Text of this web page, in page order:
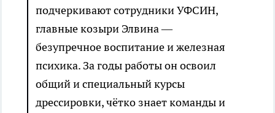
подчеркивают сотрудники УФСИН,
главные козыри Элвина —
безупречное воспитание и железная
психика. За годы работы он освоил
общий и специальный курсы
дрессировки, чётко знает команды и